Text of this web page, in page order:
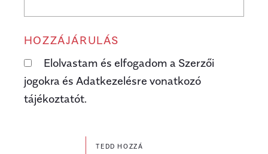
HOZZÁJÁRULÁS
Elolvastam és elfogadom a Szerzői
jogokra és Adatkezelésre vonatkozó
tájékoztatót.
TEDD HOZZÁ